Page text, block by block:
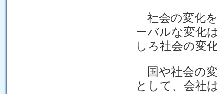
社会の変化
ーバルな変化
しろ社会の変
国や社会の
として、会社